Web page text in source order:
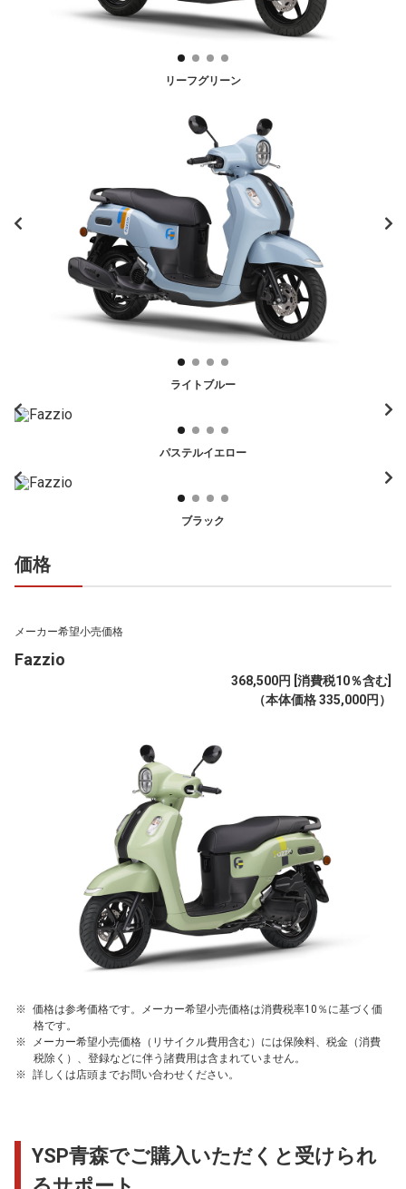
リーフグリーン
ライトブルー
パステルイエロー
ブラック
価格
メーカー希望小売価格
Fazzio
368,500円 [消費税10％含む]
（本体価格 335,000円）
価格は参考価格です。メーカー希望小売価格は消費税率10％に基づく価
格です。
メーカー希望小売価格（リサイクル費用含む）には保険料、税金（消費
税除く）、登録などに伴う諸費用は含まれていません。
詳しくは店頭までお問い合わせください。
YSP青森でご購入いただくと受けられ